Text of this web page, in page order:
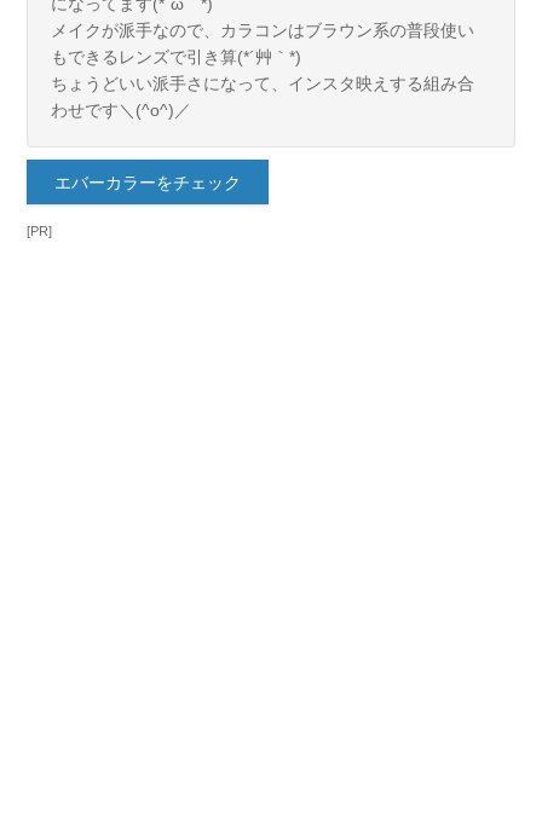
メイクが派手なので、カラコンはブラウン系の普段使い
もできるレンズで引き算(*´艸｀*)
ちょうどいい派手さになって、インスタ映えする組み合
わせです＼(^o^)／
エバーカラーをチェック
[PR]